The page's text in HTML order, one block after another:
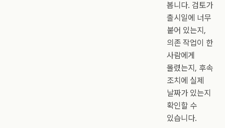
봅니다. 검토가
출시일에 너무
붙어 있는지,
의존 작업이 한
사람에게
몰렸는지, 후속
조치에 실제
날짜가 있는지
확인할 수
있습니다.